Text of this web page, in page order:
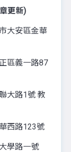
更新)
大安區金華
區義一路87
大路1號 教
西路123號
學路一號